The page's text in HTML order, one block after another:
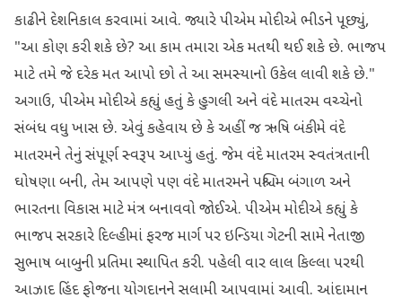
કાઢીને દેશનિકાલ કરવામાં આવે. જ્યારે પીએમ મોદીએ ભીડને પૂછ્યું,
"આ કોણ કરી શકે છે? આ કામ તમારા એક મતથી થઈ શકે છે. ભાજપ
માટે તમે જે દરેક મત આપો છો તે આ સમસ્યાનો ઉકેલ લાવી શકે છે."
અગાઉ, પીએમ મોદીએ કહ્યું હતું કે હુગલી અને વંદે માતરમ વચ્ચેનો
સંબંધ વધુ ખાસ છે. એવું કહેવાય છે કે અહીં જ ઋષિ બંકીમે વંદે
માતરમને તેનું સંપૂર્ણ સ્વરૂપ આપ્યું હતું. જેમ વંદે માતરમ સ્વતંત્રતાની
ઘોષણા બની, તેમ આપણે પણ વંદે માતરમને પશ્ચિમ બંગાળ અને
ભારતના વિકાસ માટે મંત્ર બનાવવો જોઈએ. પીએમ મોદીએ કહ્યું કે
ભાજપ સરકારે દિલ્હીમાં ફરજ માર્ગ પર ઇન્ડિયા ગેટની સામે નેતાજી
સુભાષ બાબુની પ્રતિમા સ્થાપિત કરી. પહેલી વાર લાલ કિલ્લા પરથી
આઝાદ હિંદ ફોજના યોગદાનને સલામી આપવામાં આવી. આંદામાન